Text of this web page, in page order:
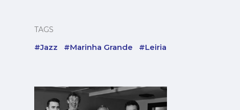
TAGS
#Jazz #Marinha Grande #Leiria